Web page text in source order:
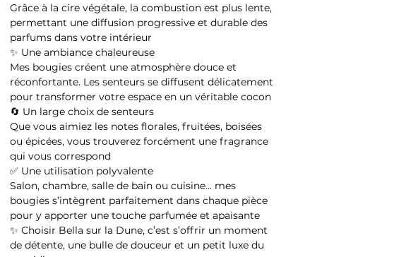
Grâce à la cire végétale, la combustion est plus lente,
permettant une diffusion progressive et durable des
parfums dans votre intérieur
✨ Une ambiance chaleureuse
Mes bougies créent une atmosphère douce et
réconfortante. Les senteurs se diffusent délicatement
pour transformer votre espace en un véritable cocon
🔄 Un large choix de senteurs
Que vous aimiez les notes florales, fruitées, boisées
ou épicées, vous trouverez forcément une fragrance
qui vous correspond
✅ Une utilisation polyvalente
Salon, chambre, salle de bain ou cuisine… mes
bougies s’intègrent parfaitement dans chaque pièce
pour y apporter une touche parfumée et apaisante
✨ Choisir Bella sur la Dune, c’est s’offrir un moment
de détente, une bulle de douceur et un petit luxe du